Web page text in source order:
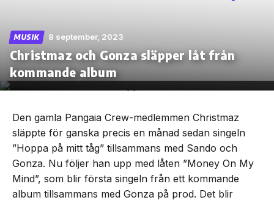
Skip
the
MUSIK 8 september, 2023
Christmaz och Gonza släpper låt från
kommande album
Den gamla Pangaia Crew-medlemmen Christmaz
släppte för ganska precis en månad sedan singeln
”Hoppa på mitt tåg” tillsammans med Sando och
Gonza. Nu följer han upp med låten ”Money On My
Mind”, som blir första singeln från ett kommande
album tillsammans med Gonza på prod. Det blir